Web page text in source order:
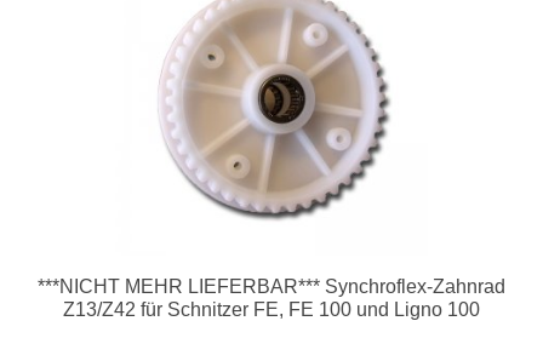
***NICHT MEHR LIEFERBAR*** Synchroflex-Zahnrad
Z13/Z42 für Schnitzer FE, FE 100 und Ligno 100